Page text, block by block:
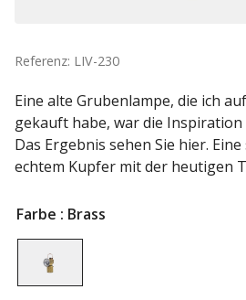
Referenz: LIV-230
Eine alte Grubenlampe, die ich
gekauft habe, war die
Das Ergebnis sehen Sie hier.
echtem Kupfer mit der heutigen
Farbe : Brass